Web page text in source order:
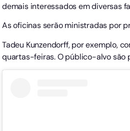
demais interessados em diversas
As oficinas serão ministradas por
Tadeu Kunzendorff, por exemplo,
quartas-feiras. O público-alvo são